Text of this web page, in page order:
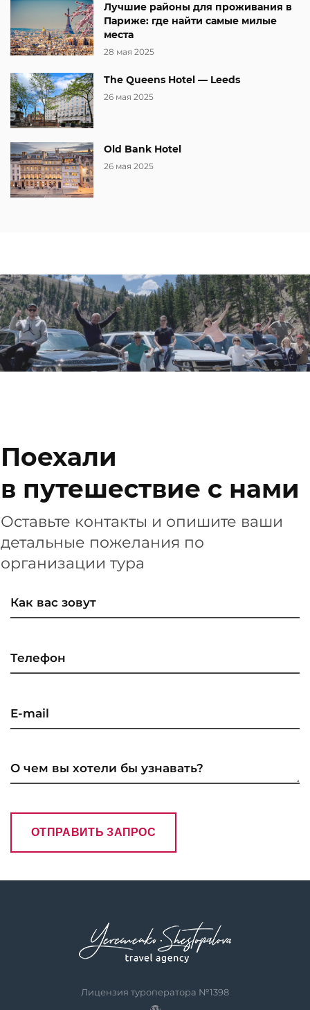
Лучшие районы для проживания в
Париже: где найти самые милые
места
28 мая 2025
The Queens Hotel — Leeds
26 мая 2025
Old Bank Hotel
26 мая 2025
Поехали
в путешествие с нами
Оставьте контакты и опишите ваши
детальные пожелания по
организации тура
Лицензия туроператора №1398